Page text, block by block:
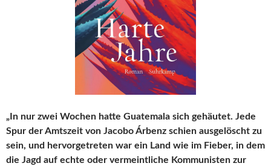
„In nur zwei Wochen hatte Guatemala sich gehäutet. Jede
Spur der Amtszeit von Jacobo Árbenz schien ausgelöscht zu
sein, und hervorgetreten war ein Land wie im Fieber, in dem
die Jagd auf echte oder vermeintliche Kommunisten zur